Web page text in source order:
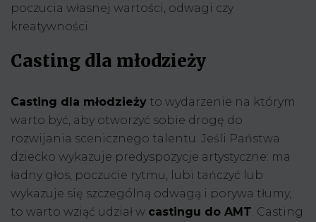
poczucia własnej wartości, odwagi czy
kreatywności.
Casting dla młodzieży
Casting dla młodzieży to wydarzenie na którym
warto być, aby otworzyć sobie drogę do
rozwijania scenicznego talentu. Jeśli Państwa
dziecko wykazuje predyspozycje artystyczne: ma
ładny głos, poczucie rytmu, lubi tańczyć lub
wykazuje się szczególną odwagą i porywa tłumy,
to warto wziąć udział w castingu do AMT . Casting